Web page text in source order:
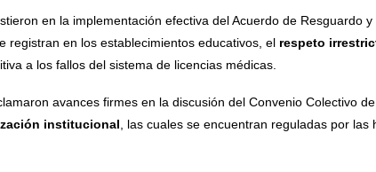
en la implementación efectiva del Acuerdo de Resguardo
registran en los establecimientos educativos, el respeto
a los fallos del sistema de licencias médicas.
avances firmes en la discusión del Convenio Colectivo
institucional , las cuales se encuentran reguladas por